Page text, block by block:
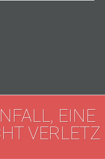
EINE
VERLETZ